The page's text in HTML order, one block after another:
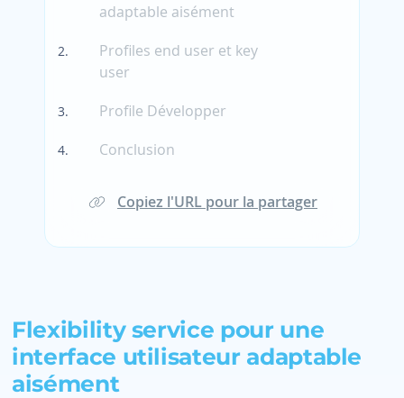
adaptable aisément
Profiles end user et key
user
Profile Développer
Conclusion
Copiez l'URL pour la partager
Flexibility service pour une
interface utilisateur adaptable
aisément